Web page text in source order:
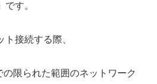
です。
接続する際、
限られた範囲のネットワーク